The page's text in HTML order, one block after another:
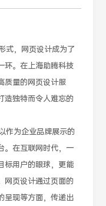
式，网页设计成为了
环。在上海助腾科技
质量的网页设计服
造独特而令人难忘的
作为企业品牌展示的
。在互联网时代，一
标用户的眼球，更能
网页设计通过页面的
呈现等方面，传递出